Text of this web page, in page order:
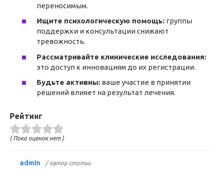
переносимым.
Ищите психологическую помощь: группы
поддержки и консультации снижают
тревожность.
Рассматривайте клинические исследования:
это доступ к инновациям до их регистрации.
Будьте активны: ваше участие в принятии
решений влияет на результат лечения.
Рейтинг
( Пока оценок нет )
admin / автор статьи